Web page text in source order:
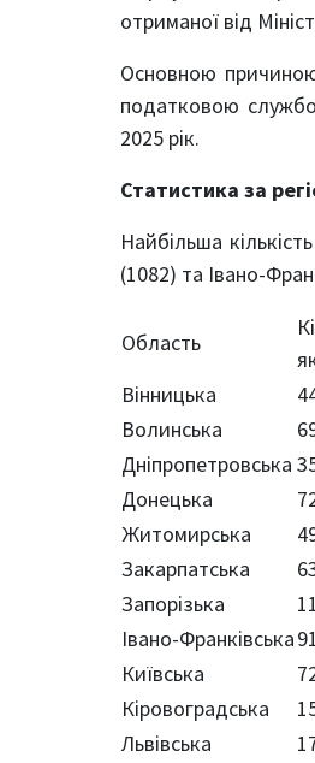
отриманої від
Основною
податковою
2025 рік.
Статистика за
Найбільша
(1082) та Івано-
Область
Вінницька
Волинська
Дніпропетровська
Донецька
Житомирська
Закарпатська
Запорізька
Івано-Франківська
Київська
Кіровоградська
Львівська